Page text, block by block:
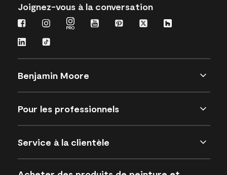
Joignez-vous à la conversation
Benjamin Moore
Pour les professionnels
Service à la clientèle